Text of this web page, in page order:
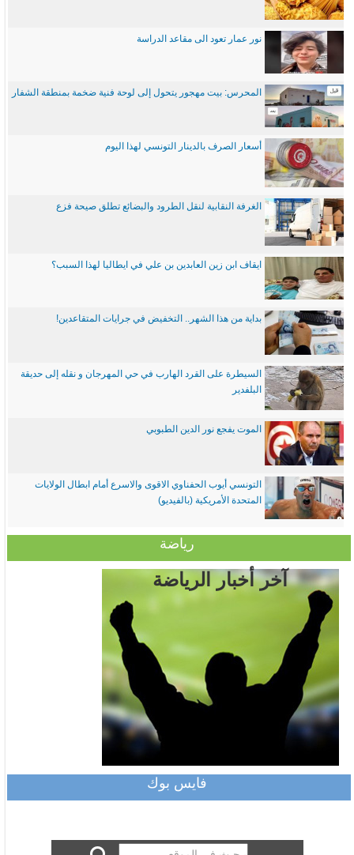
نور عمار تعود الى مقاعد الدراسة
المحرس: بيت مهجور يتحول إلى لوحة فنية ضخمة بمنطقة الشفار
أسعار الصرف بالدينار التونسي لهذا اليوم
الغرفة النقابية لنقل الطرود والبضائع تطلق صيحة فزع
ايقاف ابن زين العابدين بن علي في ايطاليا لهذا السبب؟
بداية من هذا الشهر.. التخفيض في جرايات المتقاعدين!
السيطرة على القرد الهارب في حي المهرجان و نقله إلى حديقة
البلفدير
الموت يفجع نور الدين الطبوبي
التونسي أيوب الحفناوي الاقوى والاسرع أمام ابطال الولايات
المتحدة الأمريكية (بالفيديو)
رياضة
آخر أخبار الرياضة
فايس بوك